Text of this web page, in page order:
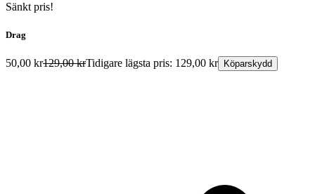
Sänkt pris!
Drag
50,00 kr129,00krTidigare lägsta pris: 129,00 kr Köparskydd